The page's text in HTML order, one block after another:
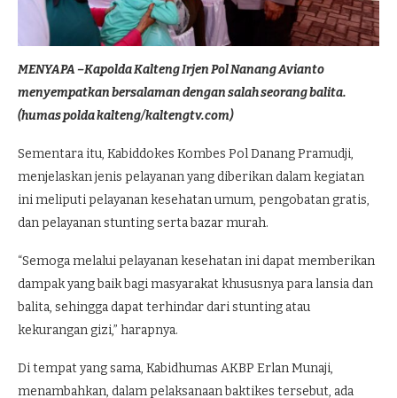
MENYAPA –Kapolda Kalteng Irjen Pol Nanang Avianto
menyempatkan bersalaman dengan salah seorang balita.
(humas polda kalteng/kaltengtv.com)
Sementara itu, Kabiddokes Kombes Pol Danang Pramudji,
menjelaskan jenis pelayanan yang diberikan dalam kegiatan
ini meliputi pelayanan kesehatan umum, pengobatan gratis,
dan pelayanan stunting serta bazar murah.
“Semoga melalui pelayanan kesehatan ini dapat memberikan
dampak yang baik bagi masyarakat khususnya para lansia dan
balita, sehingga dapat terhindar dari stunting atau
kekurangan gizi,” harapnya.
Di tempat yang sama, Kabidhumas AKBP Erlan Munaji,
menambahkan, dalam pelaksanaan baktikes tersebut, ada